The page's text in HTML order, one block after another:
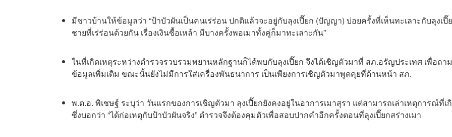
มีชาวบ้านให้ข้อมูลว่า “ป้าบัวผันเป็นคนเร่ร่อน ปกติแล้วจะอยู่กับลุงเปี๊ยก (ปัญญา) บ่อยครั้งที่เห็นทะเลาะกับลุงเปี๊
ชายที่เร่ร่อนด้วยกัน เรื่องเงินซื้อเหล้า มีบางครั้งพอเมาทั้งคู่ก็มาทะเลาะกัน”
ในที่เกิดเหตุระหว่างตำรวจรวบรวมพยานหลักฐานก็ได้พบกับลุงเปี๊ยก จึงได้เชิญตัวมาที่ สภ.อรัญประเทศ เพื่อถาม
ข้อมูลเพิ่มเติม ขณะนั้นยังไม่มีการใส่เครื่องพันธนาการ เป็นเพียงการเชิญตัวมาพูดคุยที่ด้านหน้า สภ.
พ.ต.อ. พิเชษฐ์ ระบุว่า วันแรกของการเชิญตัวมา ลุงเปี๊ยกยังคงอยู่ในอาการเมาสุรา แต่สามารถเล่าเหตุการณ์ที่เ
ซึ่งบอกว่า “ได้ก่อเหตุกับป้าบัวผันจริง” ตำรวจจึงต้องคุมตัวเพื่อสอบปากคำอีกครั้งตอนที่ลุงเปี๊ยกสร่างเมา